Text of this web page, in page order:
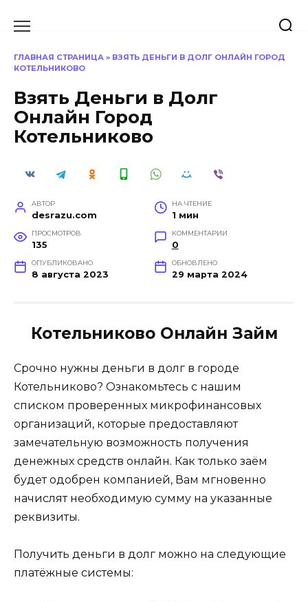
ГЛАВНАЯ СТРАНИЦА » ВЗЯТЬ ДЕНЬГИ В ДОЛГ ОНЛАЙН ГОРОД
КОТЕЛЬНИКОВО
Взять Деньги в Долг
Онлайн Город
Котельниково
АВТОР
desrazu.com
НА ЧТЕНИЕ
1 мин
ПРОСМОТРОВ
135
КОММЕНТАРИИ
0
ОПУБЛИКОВАНО
8 августа 2023
ОБНОВЛЕНО
29 марта 2024
Котельниково Онлайн Займ
Срочно нужны деньги в долг в городе
Котельниково? Ознакомьтесь с нашим
списком проверенных микрофинансовых
организаций, которые предоставляют
замечательную возможность получения
денежных средств онлайн. Как только заём
будет одобрен компанией, Вам мгновенно
начислят необходимую сумму на указанные
реквизиты.
Получить деньги в долг можно на следующие
платёжные системы: